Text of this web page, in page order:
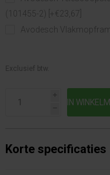
(101455-2) [+€23,67]
Avodesch
Exclusief btw.
i
h
Korte specificaties